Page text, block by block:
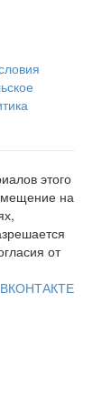
этого
на
от
ВКОНТАКТЕ